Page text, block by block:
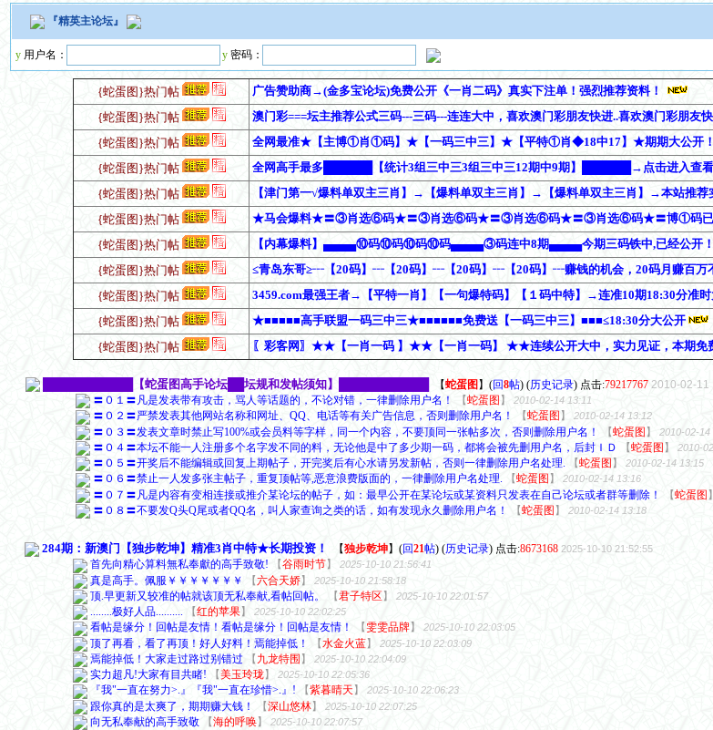
『精英主论坛』
y 用户名： y 密码：
284期：新澳门【独步乾坤】精准3肖中特★长期投资！ 【独步乾坤】 (回21帖) (历史记录) 点击:8673168 2025-10-10 21:52:55
首先向精心算料無私奉獻的高手致敬! 【谷雨时节】 2025-10-10 21:56:41
真是高手。佩服￥￥￥￥￥￥￥ 【六合天娇】 2025-10-10 21:58:18
顶.早更新又较准的帖就该顶无私奉献,看帖回帖。 【君子特区】 2025-10-10 22:01:57
........极好人品.......... 【红的苹果】 2025-10-10 22:02:25
看帖是缘分！回帖是友情！看帖是缘分！回帖是友情！ 【雯雯品牌】 2025-10-10 22:03:05
顶了再看，看了再顶！好人好料！焉能掉低！ 【水金火蓝】 2025-10-10 22:03:09
焉能掉低！大家走过路过别错过 【 九龙特围 】 2025-10-10 22:04:09
实力超凡!大家有目共睹! 【美玉玲珑】 2025-10-10 22:05:36
『我"一直在努力>.』『我"一直在珍惜>.』! 【紫暮晴天 】 2025-10-10 22:06:23
跟你真的是太爽了，期期赚大钱！ 【深山悠林】 2025-10-10 22:07:25
向无私奉献的高手致敬 【海的呼唤】 2025-10-10 22:07:57